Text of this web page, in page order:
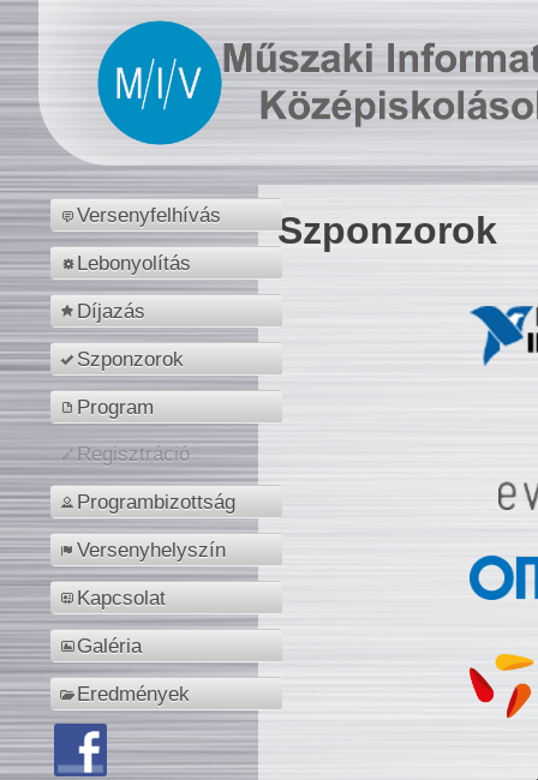
Versenyfelhívás
Lebonyolítás
Díjazás
Szponzorok
Program
Regisztráció
Programbizottság
Versenyhelyszín
Kapcsolat
Galéria
Eredmények
Szponzorok